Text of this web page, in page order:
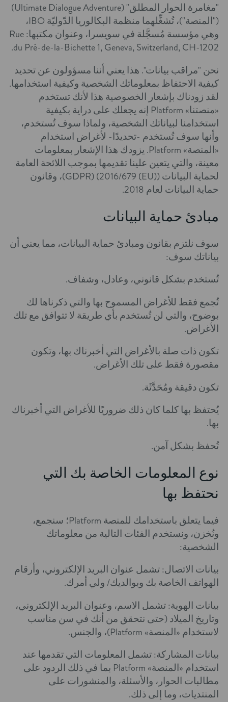
"مغامرة الحوار المطلق" (Ultimate Dialogue Adventure)
("المنصة")، تُشغِّلهما منظمة البكالوريا الدّوليّة IBO،
وهي مؤسسة مُسجَّلة في سويسرا، وعنوان مكتبها: Rue
du Pré-de-la-Bichette 1, Geneva, Switzerland, CH-1202.
نحن "مراقب بيانات". هذا يعني أننا مسؤولون عن تحديد
كيفية الاحتفاظ بمعلوماتك الشخصية وكيفية استخدامها.
لقد زودناك بإشعار الخصوصية هذا لأنك تستخدم
«منصتنا» Platform إنه يجعلك على دراية بكيفية
استخدامنا لبياناتك الشخصية، ولماذا سوف تُستخدم،
وأنها سوف تُستخدم -تحديدًا- لأغراض استخدام
«المنصة» Platform. يزودك هذا الإشعار بمعلومات
معينة، والتي يتعين علينا تقديمها بموجب اللائحة العامة
لحماية البيانات ((EU) 2016/679) (GDPR)، وقانون
حماية البيانات لعام 2018.
مبادئ حماية البيانات
سوف نلتزم بقانون ومبادئ حماية البيانات، مما يعني أن
بياناتك سوف:
تُستخدم بشكل قانوني، وعادل، وشفاف.
تُجمع فقط للأغراض المسموح بها والتي ذكرناها لك
بوضوح، والتي لن تُستخدم بأي طريقة لا تتوافق مع تلك
الأغراض.
تكون ذات صلة بالأغراض التي أخبرناك بها، وتكون
مقصورة فقط على تلك الأغراض.
تكون دقيقة ومُحَدَّثَة.
يُحتفظ بها كلما كان ذلك ضروريًا للأغراض التي أخبرناك
بها.
تُحفظ بشكل آمن.
نوع المعلومات الخاصة بك التي
نحتفظ بها
فيما يتعلق باستخدامك للمنصة Platform؛ سنجمع،
ونُخزن، ونستخدم الفئات التالية من معلوماتك
الشخصية:
بيانات الاتصال: تشمل عنوان البريد الإلكتروني، وأرقام
الهواتف الخاصة بك وبوالديك/ ولي أمرك.
بيانات الهوية: تشمل الاسم، وعنوان البريد الإلكتروني،
وتاريخ الميلاد (حتى نتحقق من أنك في سن مناسب
لاستخدام «المنصة» Platform)، والجنس.
بيانات المشاركة: تشمل المعلومات التي تقدمها عند
استخدام «المنصة» Platform بما في ذلك الردود على
مطالبات الحوار، والأسئلة، والمنشورات على
المنتديات، وما إلى ذلك.